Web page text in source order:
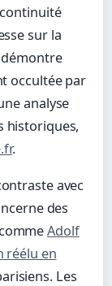
sur la
démontre
occultée par
analyse
historiques,
.
avec
des
Adolf
réélu en
Les